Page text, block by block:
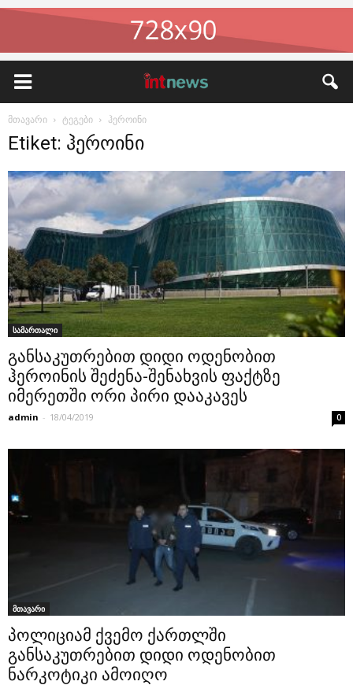
მთავარი ტეგები ჰეროინი
Etiket: ჰეროინი
სამართალი
განსაკუთრებით დიდი ოდენობით
ჰეროინის შეძენა-შენახვის ფაქტზე
იმერეთში ორი პირი დააკავეს
admin - 18/04/2019 0
მთავარი
პოლიციამ ქვემო ქართლში
განსაკუთრებით დიდი ოდენობით
ნარკოტიკი ამოიღო